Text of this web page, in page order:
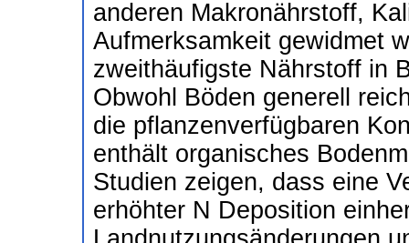
anderen Makronährstoff,
Aufmerksamkeit gewidmet
zweithäufigste Nährstoff in
Obwohl Böden generell
die pflanzenverfügbaren
enthält organisches
Studien zeigen, dass eine
erhöhter N Deposition